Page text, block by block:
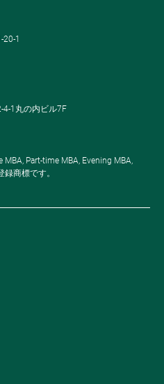
1
4-1丸の内ビル7F
Part-time MBA, Evening MBA,
録商標です。